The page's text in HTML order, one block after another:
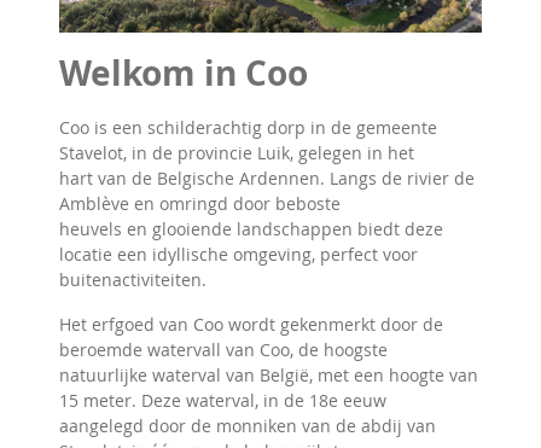
Welkom in Coo
Coo is een schilderachtig dorp in de gemeente
Stavelot, in de provincie Luik, gelegen in het
hart van de Belgische Ardennen. Langs de rivier de
Amblève en omringd door beboste
heuvels en glooiende landschappen biedt deze
locatie een idyllische omgeving, perfect voor
buitenactiviteiten.
Het erfgoed van Coo wordt gekenmerkt door de
beroemde watervall van Coo, de hoogste
natuurlijke waterval van België, met een hoogte van
15 meter. Deze waterval, in de 18e eeuw
aangelegd door de monniken van de abdij van